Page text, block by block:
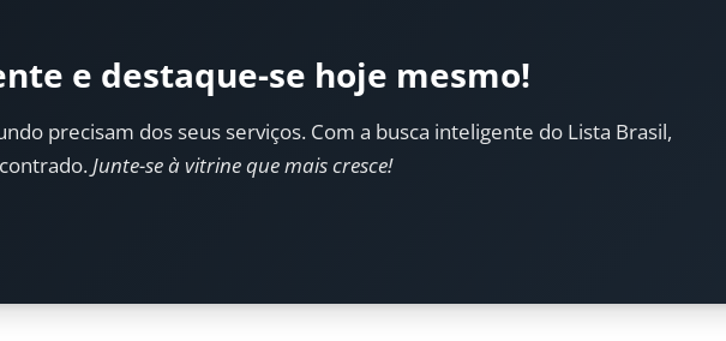
e destaque-se hoje mesmo!
precisam dos seus serviços. Com a busca inteligente do Lista Brasil,
Junte-se à vitrine que mais cresce!